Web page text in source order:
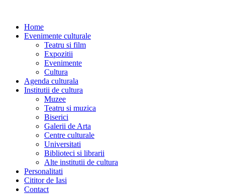
Home
Evenimente culturale
Teatru si film
Expozitii
Evenimente
Cultura
Agenda culturala
Institutii de cultura
Muzee
Teatru si muzica
Biserici
Galerii de Arta
Centre culturale
Universitati
Biblioteci si librarii
Alte institutii de cultura
Personalitati
Cititor de Iasi
Contact